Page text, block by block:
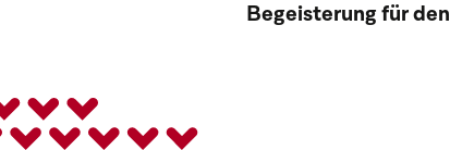
Begeisterung für